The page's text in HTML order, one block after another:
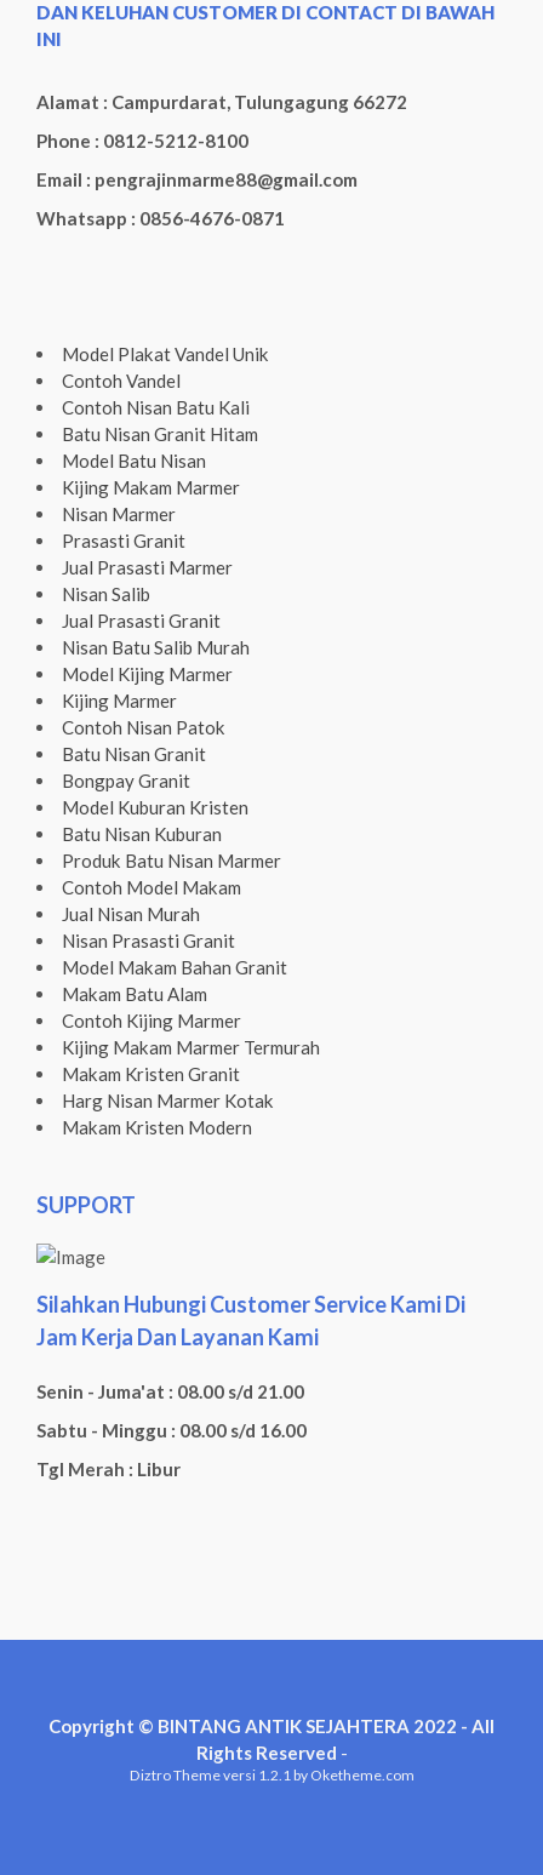
DAN KELUHAN CUSTOMER DI CONTACT DI BAWAH
INI
Alamat : Campurdarat, Tulungagung 66272
Phone : 0812-5212-8100
Email : pengrajinmarme88@gmail.com
Whatsapp : 0856-4676-0871
Model Plakat Vandel Unik
Contoh Vandel
Contoh Nisan Batu Kali
Batu Nisan Granit Hitam
Model Batu Nisan
Kijing Makam Marmer
Nisan Marmer
Prasasti Granit
Jual Prasasti Marmer
Nisan Salib
Jual Prasasti Granit
Nisan Batu Salib Murah
Model Kijing Marmer
Kijing Marmer
Contoh Nisan Patok
Batu Nisan Granit
Bongpay Granit
Model Kuburan Kristen
Batu Nisan Kuburan
Produk Batu Nisan Marmer
Contoh Model Makam
Jual Nisan Murah
Nisan Prasasti Granit
Model Makam Bahan Granit
Makam Batu Alam
Contoh Kijing Marmer
Kijing Makam Marmer Termurah
Makam Kristen Granit
Harg Nisan Marmer Kotak
Makam Kristen Modern
SUPPORT
Silahkan Hubungi Customer Service Kami Di
Jam Kerja Dan Layanan Kami
Senin - Juma'at : 08.00 s/d 21.00
Sabtu - Minggu : 08.00 s/d 16.00
Tgl Merah : Libur
Copyright © BINTANG ANTIK SEJAHTERA 2022 - All
Rights Reserved -
Diztro Themeversi 1.2.1 by Oketheme.com